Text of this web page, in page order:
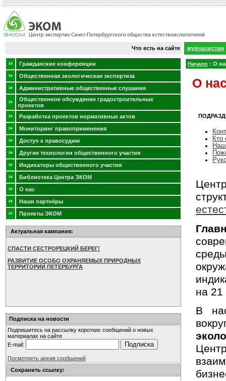
Что есть на сайте журналистам
Гражданские конференции
Общественная экологическая экспертиза
Административные общественные слушания
Общественное обсуждение градостроительных
проектов
Разработка проектов нормативных актов
Мониторинг правоприменения
Доступ к правосудию
Другие технологии общественного участия
Индикаторы общественного участия
Библиотека Центра ЭКОМ
О нас
Наши партнёры
Проекты ЭКОМ
Актуальная кампания:
СПАСТИ СЕСТРОРЕЦКИЙ БЕРЕГ!
РАЗВИТИЕ ОСОБО ОХРАНЯЕМЫХ ПРИРОДНЫХ
ТЕРРИТОРИЙ ПЕТЕРБУРГА
Подписка на новости
Подпишитесь на рассылку коротких сообщений о новых
материалах на сайте
E-mail:
Посмотреть архив сообщений
Сохранить ссылку:
Начало : О
О
Кто
на 21
В